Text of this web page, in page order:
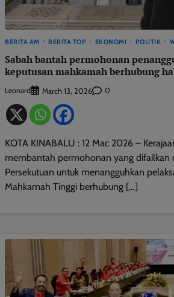
BERITA AM BERITA TOP EKONOMI POLITIK
Sabah bantah permohonan
keputusan mahkamah berhubung
Leonard March 13, 2026 0
KOTA KINABALU : 12 Mac 2026 –
membantah permohonan yang difailkan
Persekutuan untuk menangguhkan
Mahkamah Tinggi berhubung […]